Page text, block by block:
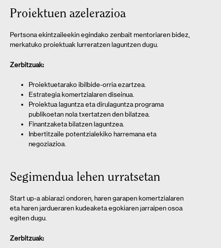
Proiektuen azelerazioa
Pertsona ekintzaileekin egindako zenbait mentoriaren bidez,
merkatuko proiektuak lurreratzen laguntzen dugu.
Zerbitzuak:
Proiektuetarako ibilbide-orria ezartzea.
Estrategia komertzialaren diseinua.
Proiektua laguntza eta dirulaguntza programa
publikoetan nola txertatzen den bilatzea.
Finantzaketa bilatzen laguntzea.
Inbertitzaile potentzialekiko harremana eta
negoziazioa.
Segimendua lehen urratsetan
Start up-a abiarazi ondoren, haren garapen komertzialaren
eta haren jardueraren kudeaketa egokiaren jarraipen osoa
egiten dugu.
Zerbitzuak: